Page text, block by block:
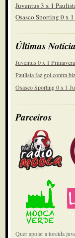
Juventus 3 x 1
Osasco Sporting 0 x
Últimas
Juventus 0 x 1
Paulista faz gol contra
Osasco Sporting 0 x 1
Parceiros
Quer apoiar a torcida